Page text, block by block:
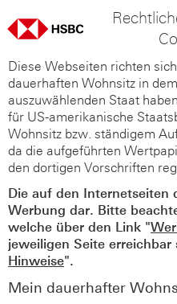
Diese Webseiten richten
dauerhaften Wohnsitz in
auszuwählenden Staat
für US-amerikanische
Wohnsitz bzw. ständigem
da die aufgeführten
den dortigen Vorschriften
Die auf den Internetseiten
Werbung dar. Bitte
welche über den Link "
jeweiligen Seite erreichbar
Hinweise".
Mein dauerhafter